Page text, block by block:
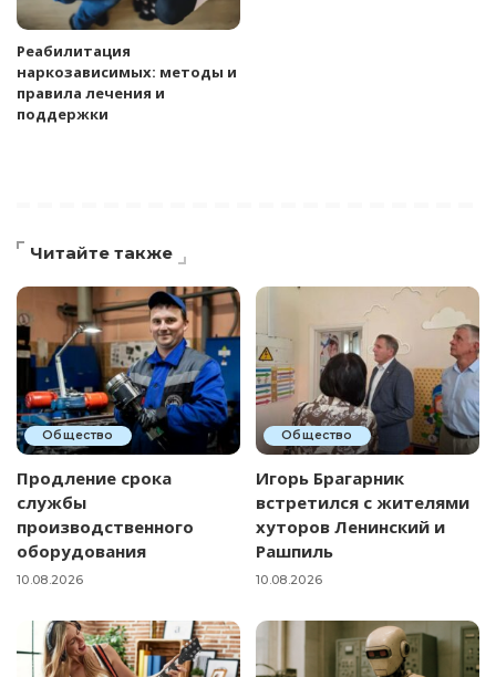
Реабилитация
наркозависимых: методы и
правила лечения и
поддержки
Читайте также
Общество
Продление срока
службы
производственного
оборудования
10.08.2026
Общество
Игорь Брагарник
встретился с жителями
хуторов Ленинский и
Рашпиль
10.08.2026